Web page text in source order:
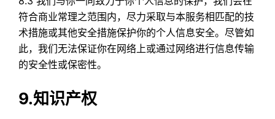
符合商业常理之范围内，尽力采取与本服务相匹配的技
术措施或其他安全措施保护你的个人信息安全。尽管如
此，我们无法保证你在网络上或通过网络进行信息传输
的安全性或保密性。
9.知识产权